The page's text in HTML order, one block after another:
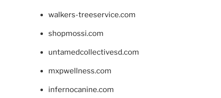
walkers-treeservice.com
shopmossi.com
untamedcollectivesd.com
mxpwellness.com
infernocanine.com